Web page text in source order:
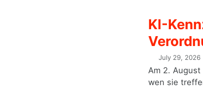
KI-
July 29, 2026
Am 2.
wen sie